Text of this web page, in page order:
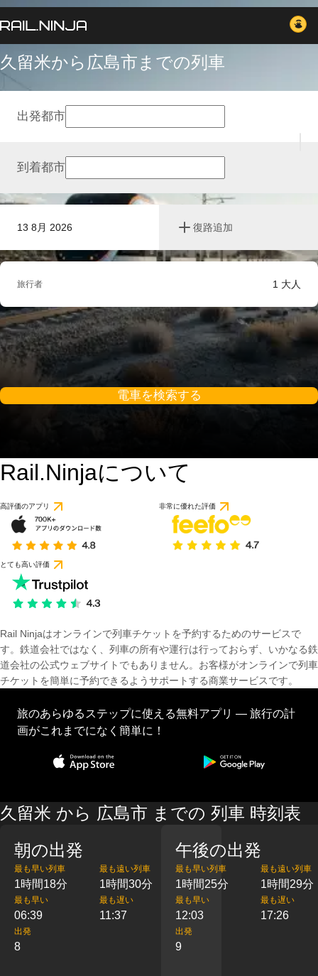
久留米から広島市までの列車
13 8月 2026 復路追加
出発都市
到着都市
旅行者 1 大人
電車を検索する
Rail.Ninjaについて
高評価のアプリ 非常に優れた評価
とても高い評価
Rail Ninjaはオンラインで列車チケットを予約するためのサービスで
す。鉄道会社ではなく、列車の所有や運行は行っておらず、いかなる鉄
道会社の公式ウェブサイトでもありません。お客様がオンラインで列車
チケットを簡単に予約できるようサポートする商業サービスです。
旅のあらゆるステップに使える無料アプリ — 旅行の計
画がこれまでになく簡単に！
久留米 から 広島市 までの 列車 時刻表
朝の出発
最も早い列車
1時間18分
最も遠い列車
1時間30分
最も早い
06:39
最も遅い
11:37
出発
8
午後の出発
最も早い列車
1時間25分
最も遠い列車
1時間29分
最も早い
12:03
最も遅い
17:26
出発
9